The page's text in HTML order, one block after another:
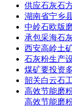
供应石灰石
湖南省宁乡
中岭石欧版
承包采海石
西安高岭土
石灰粉生产
煤矿要投资
韶关白云石
高效节能磨
高效节能磨